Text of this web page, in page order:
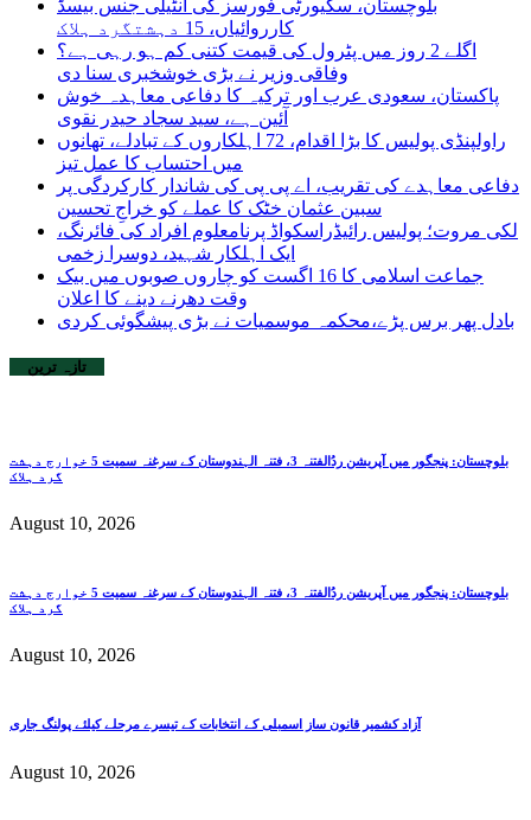
بلوچستان، سکیورٹی فورسز کی انٹیلی جنس بیسڈ
کارروائیاں، 15 دہشتگرد ہلاک
اگلے 2 روز میں پٹرول کی قیمت کتنی کم ہو رہی ہے؟
وفاقی وزیر نے بڑی خوشخبری سنا دی
پاکستان، سعودی عرب اور ترکیہ کا دفاعی معاہدہ خوش
آئین ہے، سید سجاد حیدر نقوی
راولپنڈی پولیس کا بڑا اقدام، 72 اہلکاروں کے تبادلے، تھانوں
میں احتساب کا عمل تیز
دفاعی معاہدے کی تقریب، اے پی پی کی شاندار کارکردگی پر
سبین عثمان خٹک کا عملے کو خراجِ تحسین
لکی مروت؛ پولیس رائیڈراسکواڈ پرنامعلوم افراد کی فائرنگ،
ایک اہلکار شہید، دوسرا زخمی
جماعت اسلامی کا 16 اگست کو چاروں صوبوں میں بیک
وقت دھرنے دینے کا اعلان
بادل پھر برس پڑے،محکمہ موسمیات نے بڑی پیشگوئی کردی
تازہ ترین
بلوچستان: پنجگور میں آپریشن ردُالفتنہ 3، فتنہ الہندوستان کے سرغنہ سمیت 5 خوارج دہشت
گرد ہلاک
August 10, 2026
بلوچستان: پنجگور میں آپریشن ردُالفتنہ 3، فتنہ الہندوستان کے سرغنہ سمیت 5 خوارج دہشت
گرد ہلاک
August 10, 2026
آزاد کشمیر قانون ساز اسمبلی کے انتخابات کے تیسرے مرحلے کیلئے پولنگ جاری
August 10, 2026